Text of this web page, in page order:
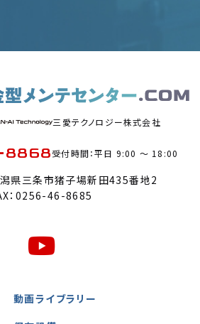
三愛テクノロジー株式会社
受付時間：平日 9:00 〜 18:00
県三条市猪子場新田435番地2
：0256-46-8685
動画ライブラリー